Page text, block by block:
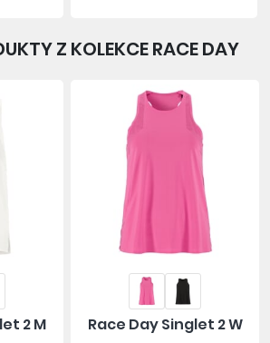
Z KOLEKCE RACE DAY
2 M Race Day Singlet 2 W